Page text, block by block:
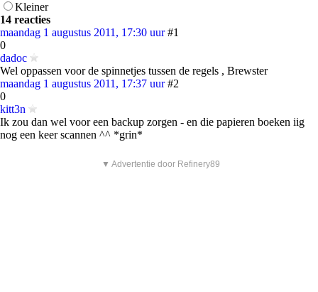
Kleiner
14 reacties
maandag 1 augustus 2011, 17:30 uur #1
0
dadoc
Wel oppassen voor de spinnetjes tussen de regels , Brewster
maandag 1 augustus 2011, 17:37 uur #2
0
kitt3n
Ik zou dan wel voor een backup zorgen - en die papieren boeken iig
nog een keer scannen ^^ *grin*
▼ Advertentie door Refinery89